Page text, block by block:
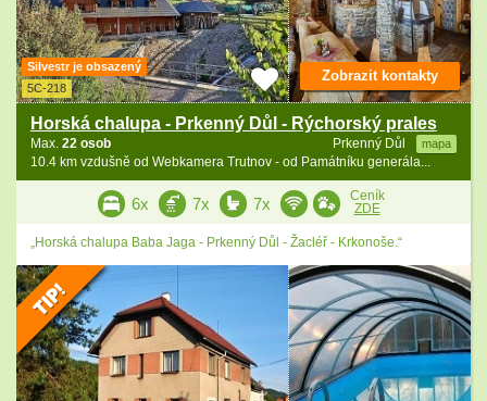
Silvestr je obsazený
5C-218
Horská chalupa - Prkenný Důl - Rýchorský prales
Prkenný Důl mapa
Max. 22 osob
10.4 km vzdušně od Webkamera Trutnov - od Památníku generála...
Zobrazit kontakty
6x 7x 7x
Ceník
ZDE
„Horská chalupa Baba Jaga - Prkenný Důl - Žacléř - Krkonoše.“